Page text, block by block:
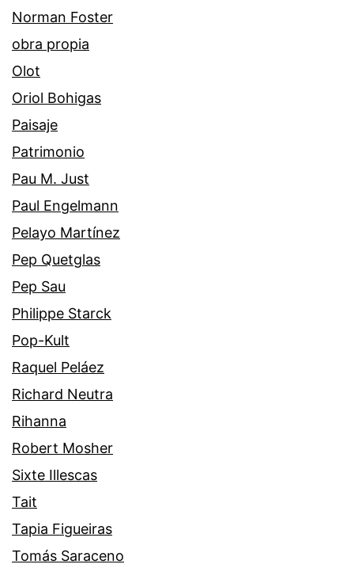
Norman Foster
obra propia
Olot
Oriol Bohigas
Paisaje
Patrimonio
Pau M. Just
Paul Engelmann
Pelayo Martínez
Pep Quetglas
Pep Sau
Philippe Starck
Pop-Kult
Raquel Peláez
Richard Neutra
Rihanna
Robert Mosher
Sixte Illescas
Tait
Tapia Figueiras
Tomás Saraceno